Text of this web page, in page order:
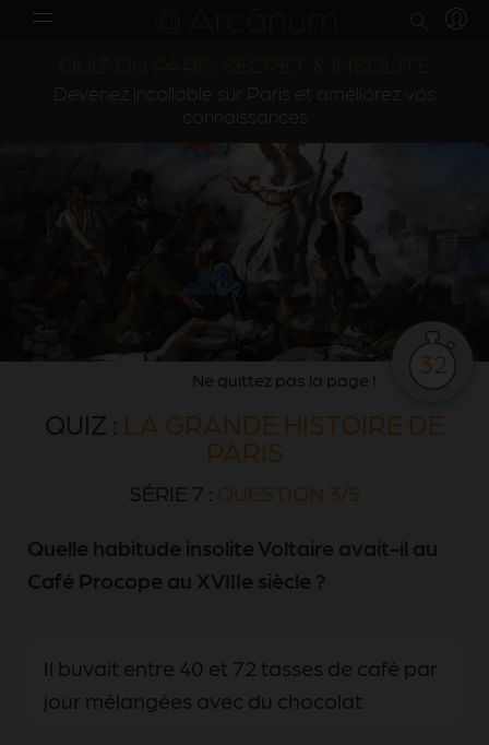
QUIZ DU PARIS SECRET & INSOLITE
Devenez incollable sur Paris et améliorez vos
connaissances
Ne quittez pas la page !
32
QUIZ : LA GRANDE HISTOIRE DE
PARIS
SÉRIE 7 : QUESTION 3/5
Quelle habitude insolite Voltaire avait-il au
Café Procope au XVIIIe siècle ?
Il buvait entre 40 et 72 tasses de café par
jour mélangées avec du chocolat